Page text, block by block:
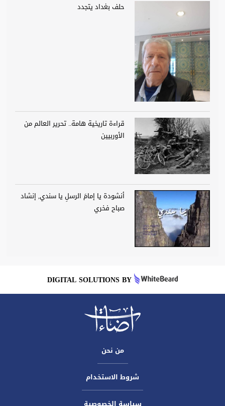
حلف بغداد يتجدد
قراءة تاريخية هامة.. تحرير العالم من
الأوربيين
أنشودة يا إمامَ الرسلِ يا سندي, إنشاد
صباح فخري
DIGITAL SOLUTIONS BY
من نحن
شروط الاستخدام